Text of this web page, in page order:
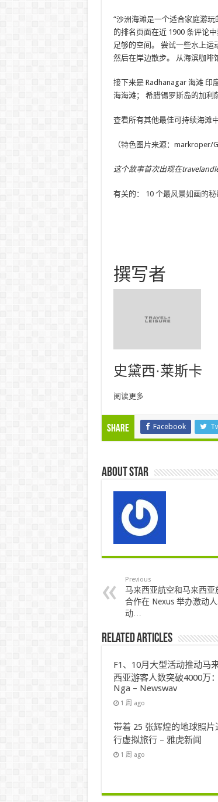
“沙洲海滩是一个适合家庭游
的排名页面在近 1900 条评论
足够的空间。 尝试一些水上运
然后在岸边散步。 从海滨咖啡
接下来是 Radhanagar 海滩 印
海海滩； 希腊锡罗斯岛的加利
查看所有其他最佳可持续海滩
（特色图片来源：markroper/
这个故事首次出现在
有关的： 10 个最风景如画的
撰写者
史黛西·莱斯卡
阅读更多
Share Facebook
About star
Previous
马来西亚航空和马来西亚
合作在 Nexus 举办激动
动…
Related Articles
F1、10月大型活动推动马
西亚游客人数突破4000万：
Nga – Newswav
1 周 ago
带着 25 张辉煌的地球照片
行虚拟旅行 – 雅虎新闻
1 周 ago